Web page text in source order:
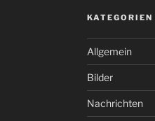
KATEGORIEN
Allgemein
Bilder
Nachrichten